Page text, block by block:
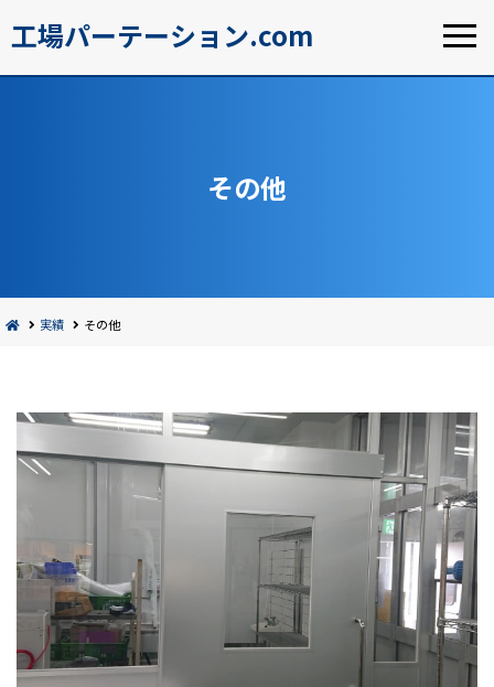
工場パーテーション.com
その他
実績 その他